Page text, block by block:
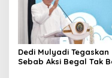
Dedi Mulyadi Tegaskan
Sebab Aksi Begal Tak